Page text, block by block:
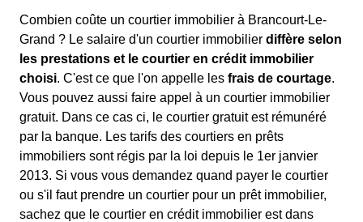
Combien coûte un courtier immobilier à Brancourt-Le-
Grand ? Le salaire d'un courtier immobilier diffère selon
les prestations et le courtier en crédit immobilier
choisi. C'est ce que l'on appelle les frais de courtage.
Vous pouvez aussi faire appel à un courtier immobilier
gratuit. Dans ce cas ci, le courtier gratuit est rémunéré
par la banque. Les tarifs des courtiers en prêts
immobiliers sont régis par la loi depuis le 1er janvier
2013. Si vous vous demandez quand payer le courtier
ou s'il faut prendre un courtier pour un prêt immobilier,
sachez que le courtier en crédit immobilier est dans